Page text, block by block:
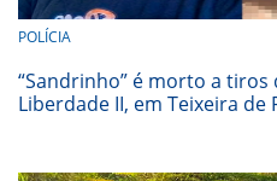
POLÍCIA
“Sandrinho” é morto a
Liberdade II, em Teixeira de